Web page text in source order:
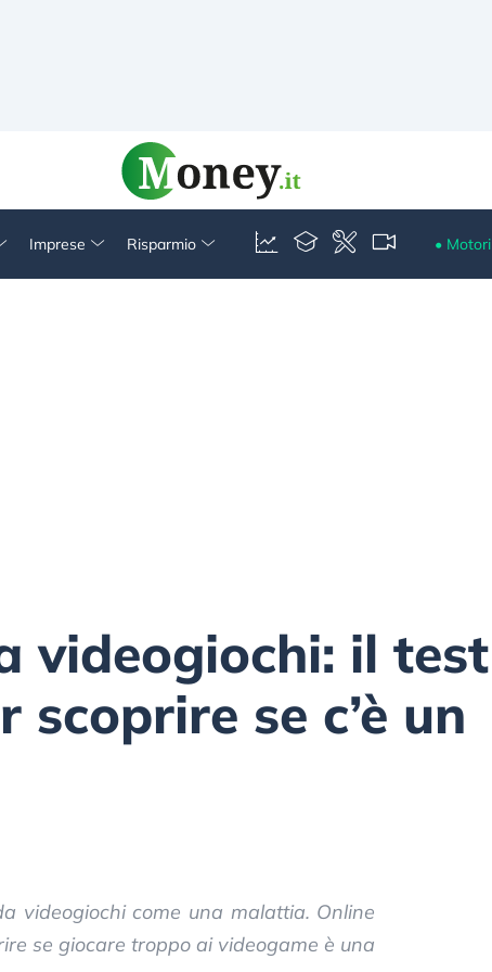
Imprese Risparmio • Motori
videogiochi: il test
scoprire se c’è un
videogiochi come una malattia. Online
se giocare troppo ai videogame è una